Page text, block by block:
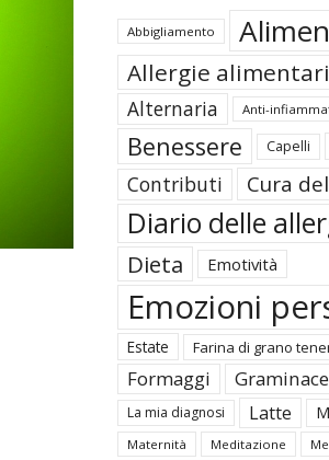
Abbigliamento
Allergie alimentari
Alternaria Anti-
Benessere Capelli
Contributi Cura
Diario delle
Dieta Emotività
Emozioni
Estate Farina di grano
Formaggi
La mia diagnosi Latte
Maternità Meditazione